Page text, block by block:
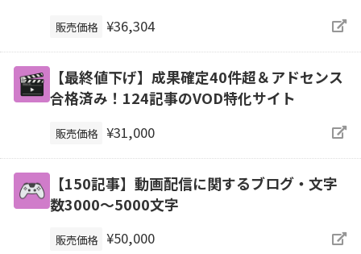
販売価格 ¥36,304
【最終値下げ】成果確定40件超＆アドセンス
合格済み！124記事のVOD特化サイト
販売価格 ¥31,000
【150記事】動画配信に関するブログ・文字
数3000～5000文字
販売価格 ¥50,000